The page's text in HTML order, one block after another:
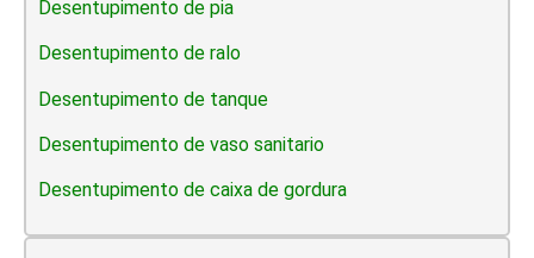
Desentupimento de pia
Desentupimento de ralo
Desentupimento de tanque
Desentupimento de vaso sanitario
Desentupimento de caixa de gordura